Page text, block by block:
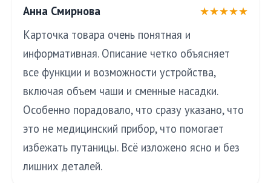
Анна Смирнова
★★★★★
Карточка товара очень понятная и
информативная. Описание четко объясняет
все функции и возможности устройства,
включая объем чаши и сменные насадки.
Особенно порадовало, что сразу указано, что
это не медицинский прибор, что помогает
избежать путаницы. Всё изложено ясно и без
лишних деталей.